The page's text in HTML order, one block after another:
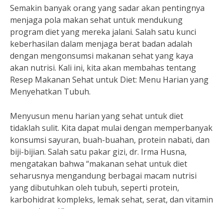
Semakin banyak orang yang sadar akan pentingnya
menjaga pola makan sehat untuk mendukung
program diet yang mereka jalani. Salah satu kunci
keberhasilan dalam menjaga berat badan adalah
dengan mengonsumsi makanan sehat yang kaya
akan nutrisi. Kali ini, kita akan membahas tentang
Resep Makanan Sehat untuk Diet: Menu Harian yang
Menyehatkan Tubuh.
Menyusun menu harian yang sehat untuk diet
tidaklah sulit. Kita dapat mulai dengan memperbanyak
konsumsi sayuran, buah-buahan, protein nabati, dan
biji-bijian. Salah satu pakar gizi, dr. Irma Husna,
mengatakan bahwa “makanan sehat untuk diet
seharusnya mengandung berbagai macam nutrisi
yang dibutuhkan oleh tubuh, seperti protein,
karbohidrat kompleks, lemak sehat, serat, dan vitamin